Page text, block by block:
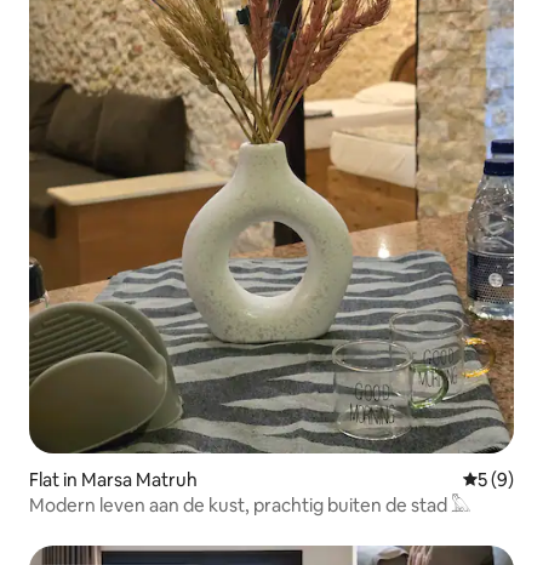
Flat in Marsa Matruh
5 (9)
Modern leven aan de kust, prachtig buiten de stad ​𓅓